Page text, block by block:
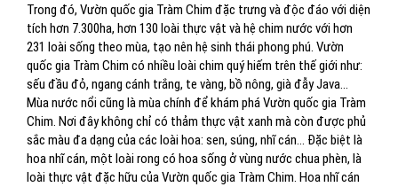
Trong đó, Vườn quốc gia Tràm Chim đặc trưng và độc đáo với diện
tích hơn 7.300ha, hơn 130 loài thực vật và hệ chim nước với hơn
231 loài sống theo mùa, tạo nên hệ sinh thái phong phú. Vườn
quốc gia Tràm Chim có nhiều loài chim quý hiếm trên thế giới như:
sếu đầu đỏ, ngang cánh trắng, te vàng, bồ nông, già đẫy Java…
Mùa nước nổi cũng là mùa chính để khám phá Vườn quốc gia Tràm
Chim. Nơi đây không chỉ có thảm thực vật xanh mà còn được phủ
sắc màu đa dạng của các loài hoa: sen, súng, nhĩ cán… Đặc biệt là
hoa nhĩ cán, một loài rong có hoa sống ở vùng nước chua phèn, là
loài thực vật đặc hữu của Vườn quốc gia Tràm Chim. Hoa nhĩ cán